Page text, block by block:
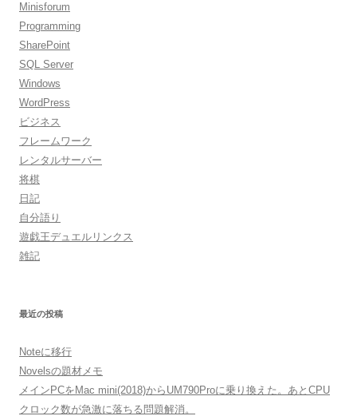
Minisforum
Programming
SharePoint
SQL Server
Windows
WordPress
ビジネス
フレームワーク
レンタルサーバー
将棋
日記
自分語り
遊戯王デュエルリンクス
雑記
最近の投稿
Noteに移行
Novelsの題材メモ
メインPCをMac mini(2018)からUM790Proに乗り換えた。あとCPU
クロック数が急激に落ちる問題解消。